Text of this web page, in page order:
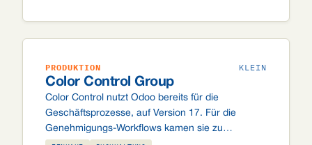
PRODUKTION KLEIN
Color Control Group
Color Control nutzt Odoo bereits für die
Geschäftsprozesse, auf Version 17. Für die
Genehmigungs-Workflows kamen sie zu